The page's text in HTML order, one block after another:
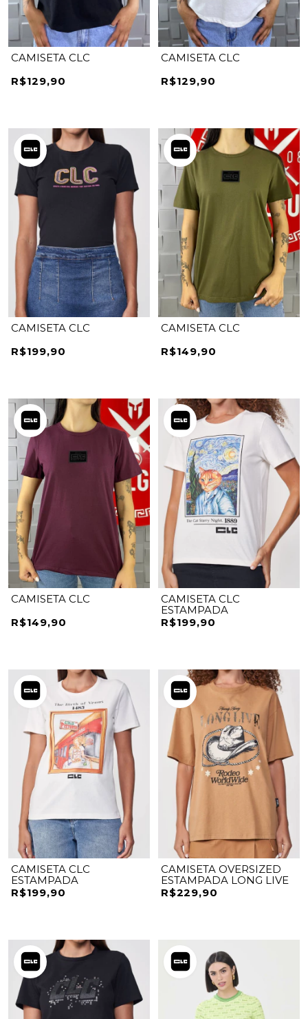
CAMISETA CLC
R$129,90
CAMISETA CLC
R$129,90
CAMISETA CLC
R$199,90
CAMISETA CLC
R$149,90
CAMISETA CLC
R$149,90
CAMISETA CLC
ESTAMPADA
R$199,90
CAMISETA CLC
ESTAMPADA
R$199,90
CAMISETA OVERSIZED
ESTAMPADA LONG LIVE
R$229,90